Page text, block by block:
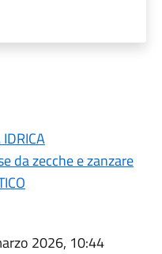
da zecche e zanzare
2026, 10:44